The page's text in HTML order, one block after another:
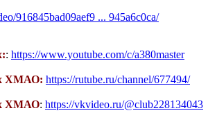
916845bad09aef9 ... 945a6c0ca/
: https://www.youtube.com/c/a380master
ХМАО: https://rutube.ru/channel/677494/
ХМАО: https://vkvideo.ru/@club228134043